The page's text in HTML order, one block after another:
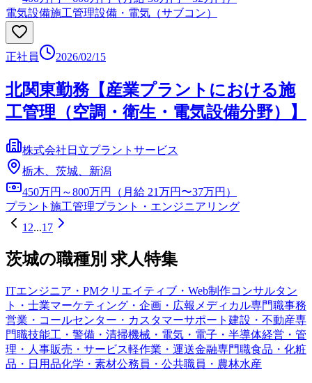
電気設備施工管理設備・電気（サブコン）
正社員 2026/02/15
北関東勤務【産業プラントにおける施
工管理（空調・衛生・電気設備分野）】
株式会社日立プラントサービス
栃木、茨城、新潟
450万円～800万円（月給 21万円〜37万円）
プラント施工管理プラント・エンジニアリング
1 2...17
茨城の職種別 求人特集
ITエンジニア・PMクリエイティブ・Web制作コンサルタン
ト・士業マーケティング・企画・広報 メディカル専門職事務
営業・コールセンター・カスタマーサポート 建設・不動産専
門職技能工・警備・清掃機械・電気・電子・半導体経営・管
理・人事販売・サービス軽作業・運送金融専門職食品・化粧
品・日用品化学・素材公務員・公共職員・農林水産